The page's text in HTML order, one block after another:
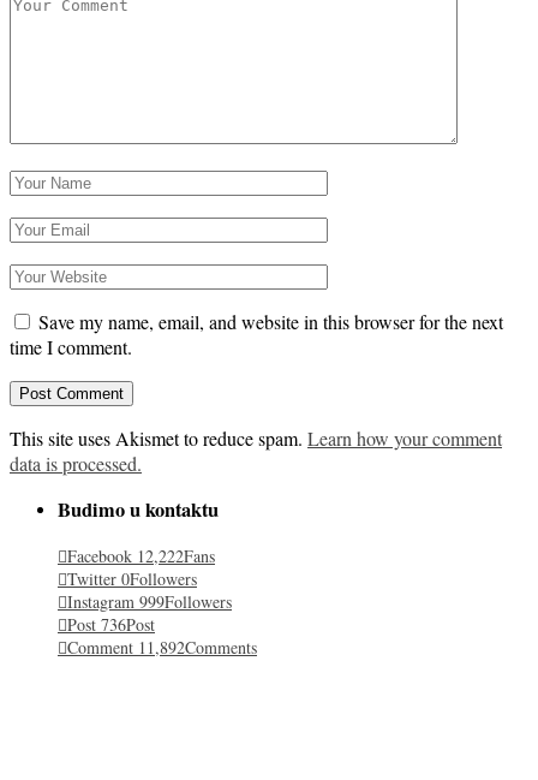
Save my name, email, and website in this browser for the next
time I comment.
This site uses Akismet to reduce spam. Learn how your comment
data is processed.
Budimo u kontaktu
Facebook 12,222Fans
Twitter 0Followers
Instagram 999Followers
Post 736Post
Comment 11,892Comments